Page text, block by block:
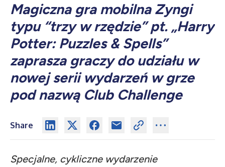
Magiczna gra mobilna Zyngi
typu “trzy w rzędzie” pt. „Harry
Potter: Puzzles & Spells”
zaprasza graczy do udziału w
nowej serii wydarzeń w grze
pod nazwą Club Challenge
Share
Specjalne, cykliczne wydarzenie